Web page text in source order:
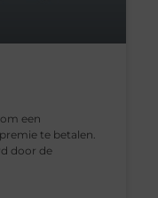
een
te betalen.
door de